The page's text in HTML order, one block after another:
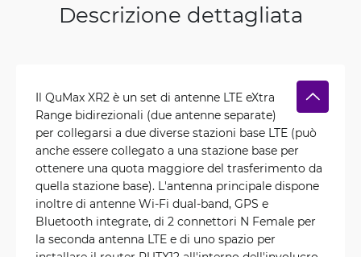
Descrizione dettagliata
Il QuMax XR2 è un set di antenne LTE eXtra
Range bidirezionali (due antenne separate)
per collegarsi a due diverse stazioni base LTE (può
anche essere collegato a una stazione base per
ottenere una quota maggiore del trasferimento da
quella stazione base). L'antenna principale dispone
inoltre di antenne Wi-Fi dual-band, GPS e
Bluetooth integrate, di 2 connettori N Female per
la seconda antenna LTE e di uno spazio per